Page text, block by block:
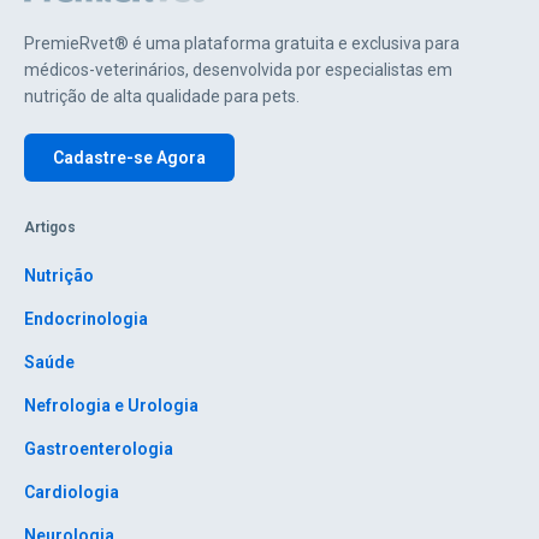
PremieRvet® é uma plataforma gratuita e exclusiva para
médicos-veterinários, desenvolvida por especialistas em
nutrição de alta qualidade para pets.
Cadastre-se Agora
Artigos
Nutrição
Endocrinologia
Saúde
Nefrologia e Urologia
Gastroenterologia
Cardiologia